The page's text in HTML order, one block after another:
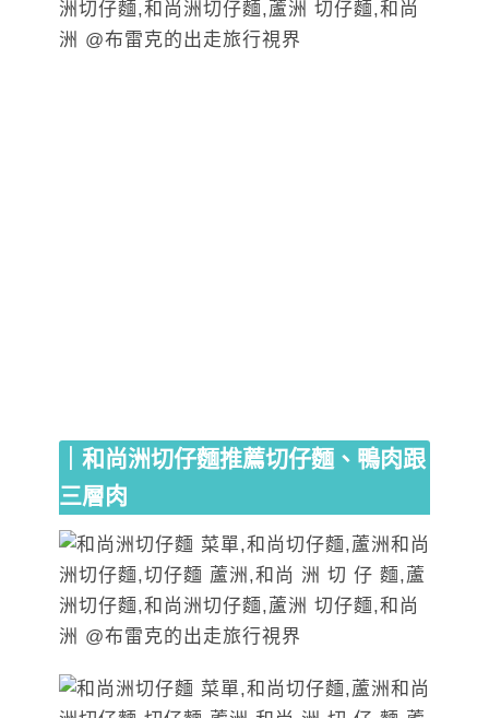
｜和尚洲切仔麵推薦切仔麵、鴨肉跟
三層肉